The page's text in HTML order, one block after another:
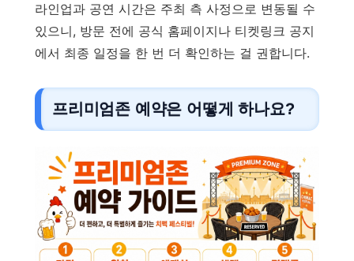
라인업과 공연 시간은 주최 측 사정으로 변동될 수
있으니, 방문 전에 공식 홈페이지나 티켓링크 공지
에서 최종 일정을 한 번 더 확인하는 걸 권합니다.
프리미엄존 예약은 어떻게 하나요?